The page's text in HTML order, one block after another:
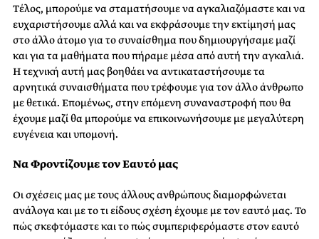
Τέλος, μπορούμε να σταματήσουμε να αγκαλιαζόμαστε και να
ευχαριστήσουμε αλλά και να εκφράσουμε την εκτίμησή μας
στο άλλο άτομο για το συναίσθημα που δημιουργήσαμε μαζί
και για τα μαθήματα που πήραμε μέσα από αυτή την αγκαλιά.
Η τεχνική αυτή μας βοηθάει να αντικαταστήσουμε τα
αρνητικά συναισθήματα που τρέφουμε για τον άλλο άνθρωπο
με θετικά. Επομένως, στην επόμενη συναναστροφή που θα
έχουμε μαζί θα μπορούμε να επικοινωνήσουμε με μεγαλύτερη
ευγένεια και υπομονή.
Να Φροντίζουμε τον Εαυτό μας
Οι σχέσεις μας με τους άλλους ανθρώπους διαμορφώνεται
ανάλογα και με το τι είδους σχέση έχουμε με τον εαυτό μας. Το
πώς σκεφτόμαστε και το πώς συμπεριφερόμαστε στον εαυτό